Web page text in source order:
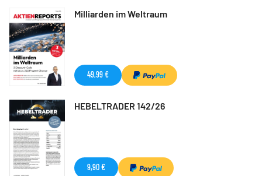
Milliarden im Weltraum
49,99 €
HEBELTRADER 142/26
9,90 €